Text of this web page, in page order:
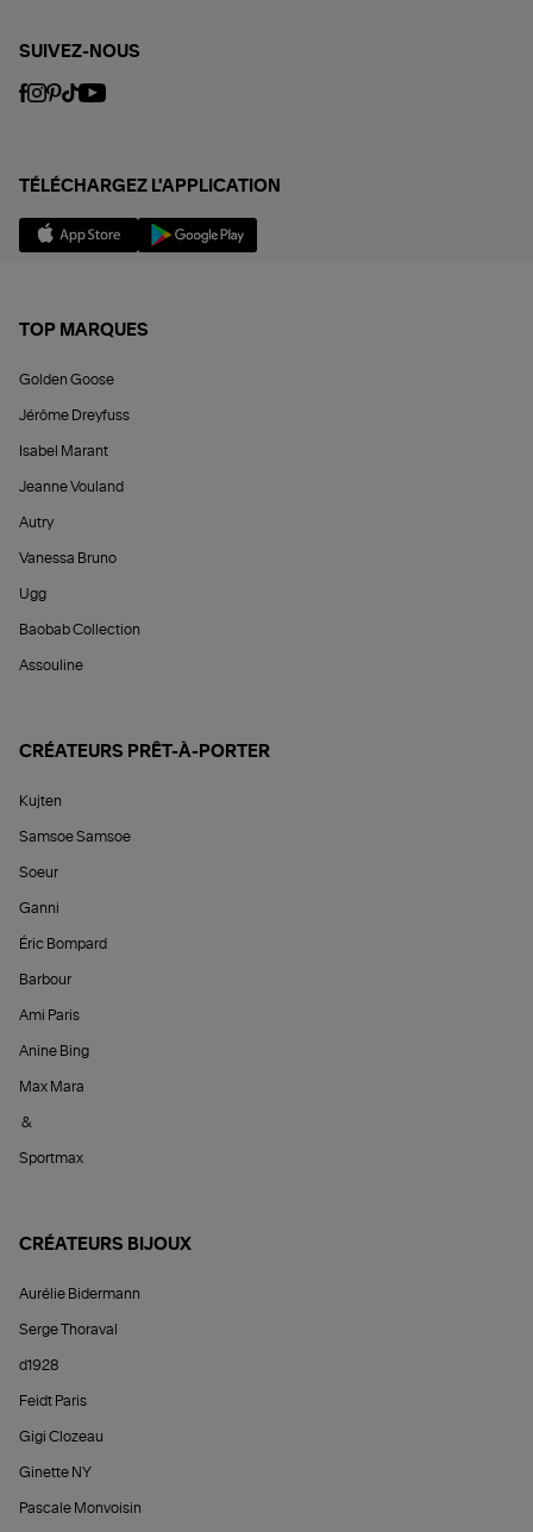
SUIVEZ-NOUS
TÉLÉCHARGEZ L'APPLICATION
TOP MARQUES
Golden Goose
Jérôme Dreyfuss
Isabel Marant
Jeanne Vouland
Autry
Vanessa Bruno
Ugg
Baobab Collection
Assouline
CRÉATEURS PRÊT-À-PORTER
Kujten
Samsoe Samsoe
Soeur
Ganni
Éric Bompard
Barbour
Ami Paris
Anine Bing
Max Mara
&
Sportmax
CRÉATEURS BIJOUX
Aurélie Bidermann
Serge Thoraval
d1928
Feidt Paris
Gigi Clozeau
Ginette NY
Pascale Monvoisin